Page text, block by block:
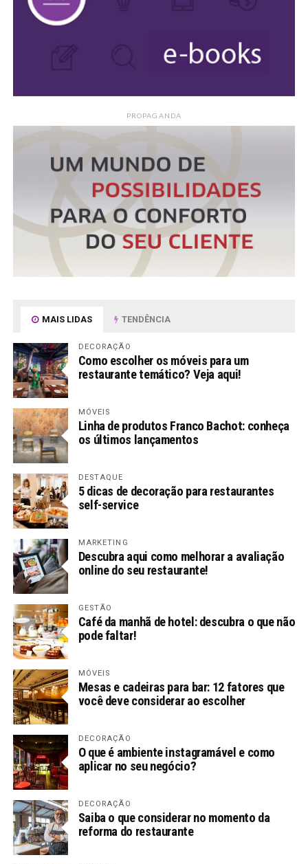
PROPAGANDA
MAIS LIDAS TENDÊNCIA
DECORAÇÃO
Como escolher os móveis para um
restaurante temático? Veja aqui!
MÓVEIS
Linha de produtos Franco Bachot: conheça
os últimos lançamentos
DESTAQUE
5 dicas de decoração para restaurantes
self-service
MARKETING
Descubra aqui como melhorar a avaliação
online do seu restaurante!
GESTÃO
Café da manhã de hotel: descubra o que não
pode faltar!
MÓVEIS
Mesas e cadeiras para bar: 12 fatores que
você deve considerar ao escolher
DECORAÇÃO
O que é ambiente instagramável e como
aplicar no seu negócio?
DECORAÇÃO
Saiba o que considerar no momento da
reforma do restaurante